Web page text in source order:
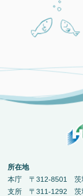
所在地
本庁 〒312-8501 茨
支所 〒311-1292 茨